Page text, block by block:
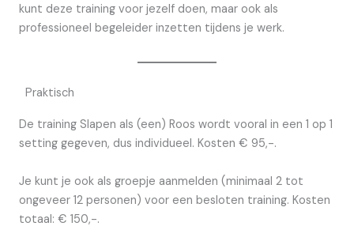
kunt deze training voor jezelf doen, maar ook als
professioneel begeleider inzetten tijdens je werk.
Praktisch
De training Slapen als (een) Roos wordt vooral in een 1 op 1
setting gegeven, dus individueel. Kosten € 95,-.
Je kunt je ook als groepje aanmelden (minimaal 2 tot
ongeveer 12 personen) voor een besloten training. Kosten
totaal: € 150,-.